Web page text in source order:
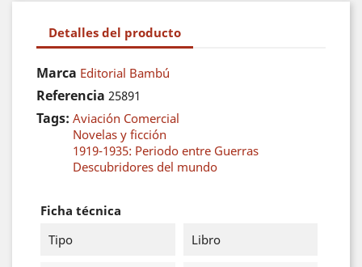
Detalles del producto
Marca Editorial Bambú
Referencia 25891
Tags: Aviación Comercial
Novelas y ficción
1919-1935: Periodo entre Guerras
Descubridores del mundo
Ficha técnica
Tipo
Libro